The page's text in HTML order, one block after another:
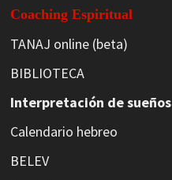
Coaching Espiritual
TANAJ online (beta)
BIBLIOTECA
Interpretación de sueños
Calendario hebreo
BELEV